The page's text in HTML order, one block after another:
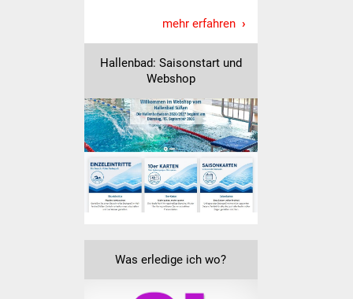
IKG Auen
Ausschreibungen
Öffentliche
Ausschreibung
Europaweite
Ausschreibung
Beschränkte
mehr erfahren
Hallenbad: Saisonstart und
Webshop
Was erledige ich wo?